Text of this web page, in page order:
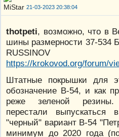
21-03-2023 20:38:04
thotpeti, возможно, что в
шины размерности 37-534
https://krokovod.org/forum/
Штатные покрышки для
обозначение В-54, и как
реже зеленой
перестали
"черный" вариант В-54
минимум до 2020 года